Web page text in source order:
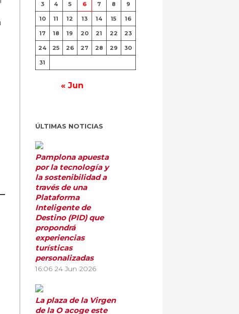
3 4 5 6 7 8 9
10 11 12 13 14 15 16
17 18 19 20 21 22 23
24 25 26 27 28 29 30
31
« Jun
ÚLTIMAS NOTICIAS
Pamplona apuesta
por la tecnología y
la sostenibilidad a
través de una
Plataforma
Inteligente de
Destino (PID) que
propondrá
experiencias
turísticas
personalizadas
16:06 24 Jun 2026
La plaza de la Virgen
de la O acoge este